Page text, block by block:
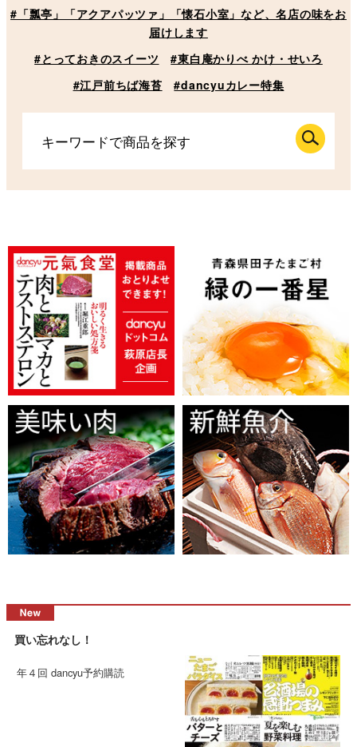
#「瓢亭」「アクアパッツァ」「懐石小室」など、名店の味をお
届けします
#とっておきのスイーツ
#東白庵かりべ かけ・せいろ
#江戸前ちば海苔
#dancyuカレー特集
買い忘れなし！
年４回 dancyu予約購読